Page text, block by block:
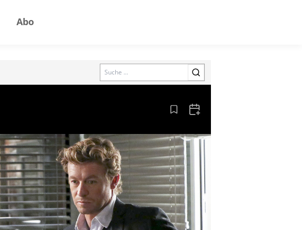
Abo
Search
Aus den Lesezeichen entfernen
Zum Kalender hinzufügen